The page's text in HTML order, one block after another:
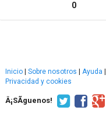
0
Inicio Sobre nosotros Ayuda
Privacidad y cookies
Â¡SÃ­guenos!